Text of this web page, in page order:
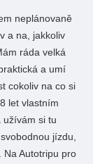
neplánovaně
a na, jakkoliv
ráda velká
a umí
cokoliv na co si
let vlastním
užívám si tu
jízdu,
Na Autotripu pro